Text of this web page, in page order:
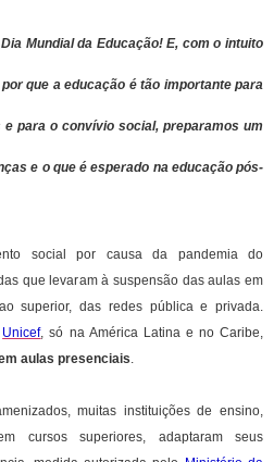
Mundial da Educação! E, com o intuito
que a educação é tão importante para
para o convívio social, preparamos um
e o que é esperado na educação pós-
social por causa da pandemia do
que levaram à suspensão das aulas em
superior, das redes pública e privada.
Unicef, só na América Latina e no Caribe,
aulas presenciais.
muitas instituições de ensino,
cursos superiores, adaptaram seus